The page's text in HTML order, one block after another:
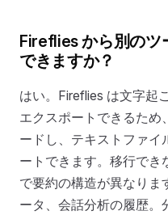
Fireflies から別のツ
できますか？
はい。Fireflies は文字起
エクスポートできるため
ードし、テキストファイ
ートできます。移行で
で要約の構造が異なりま
ータ、会話分析の履歴。